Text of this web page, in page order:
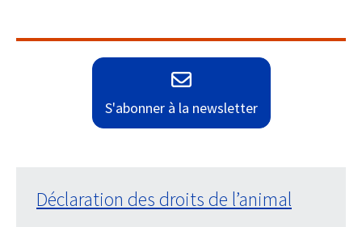
S'abonner à la newsletter
Déclaration des droits de l’animal